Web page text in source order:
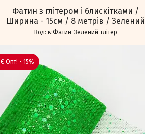
Фатин з глітером і блискітками /
Ширина - 15см / 8 метрів / Зелений
в:Фатин-Зелений-глітер
Є Опт! - 15%